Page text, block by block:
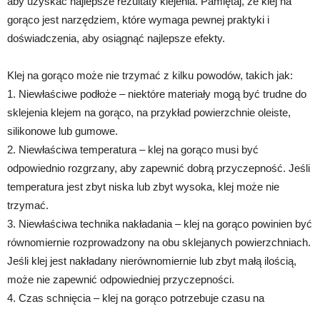
gorąco jest narzędziem, które wymaga pewnej praktyki i
doświadczenia, aby osiągnąć najlepsze efekty.
Klej na gorąco może nie trzymać z kilku powodów, takich jak:
1. Niewłaściwe podłoże – niektóre materiały mogą być trudne do
sklejenia klejem na gorąco, na przykład powierzchnie oleiste,
silikonowe lub gumowe.
2. Niewłaściwa temperatura – klej na gorąco musi być
odpowiednio rozgrzany, aby zapewnić dobrą przyczepność. Jeśli
temperatura jest zbyt niska lub zbyt wysoka, klej może nie
trzymać.
3. Niewłaściwa technika nakładania – klej na gorąco powinien być
równomiernie rozprowadzony na obu sklejanych powierzchniach.
Jeśli klej jest nakładany nierównomiernie lub zbyt małą ilością,
może nie zapewnić odpowiedniej przyczepności.
4. Czas schnięcia – klej na gorąco potrzebuje czasu na